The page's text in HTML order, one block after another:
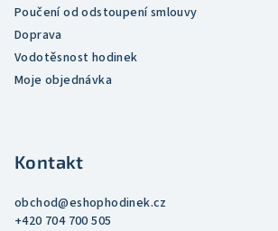
Poučení od odstoupení smlouvy
Doprava
Vodotěsnost hodinek
Moje objednávka
Kontakt
obchod@eshophodinek.cz
+420 704 700 505